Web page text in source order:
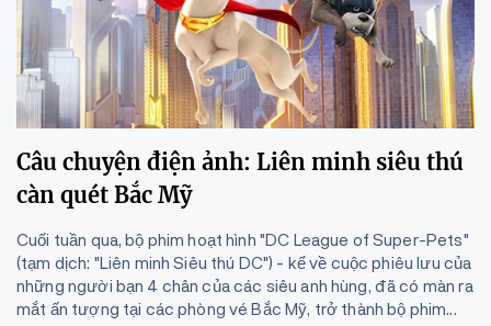
Câu chuyện điện ảnh: Liên minh siêu thú
càn quét Bắc Mỹ
Cuối tuần qua, bộ phim hoạt hình "DC League of Super-Pets"
(tạm dịch: "Liên minh Siêu thú DC") - kể về cuộc phiêu lưu của
những người bạn 4 chân của các siêu anh hùng, đã có màn ra
mắt ấn tượng tại các phòng vé Bắc Mỹ, trở thành bộ phim...